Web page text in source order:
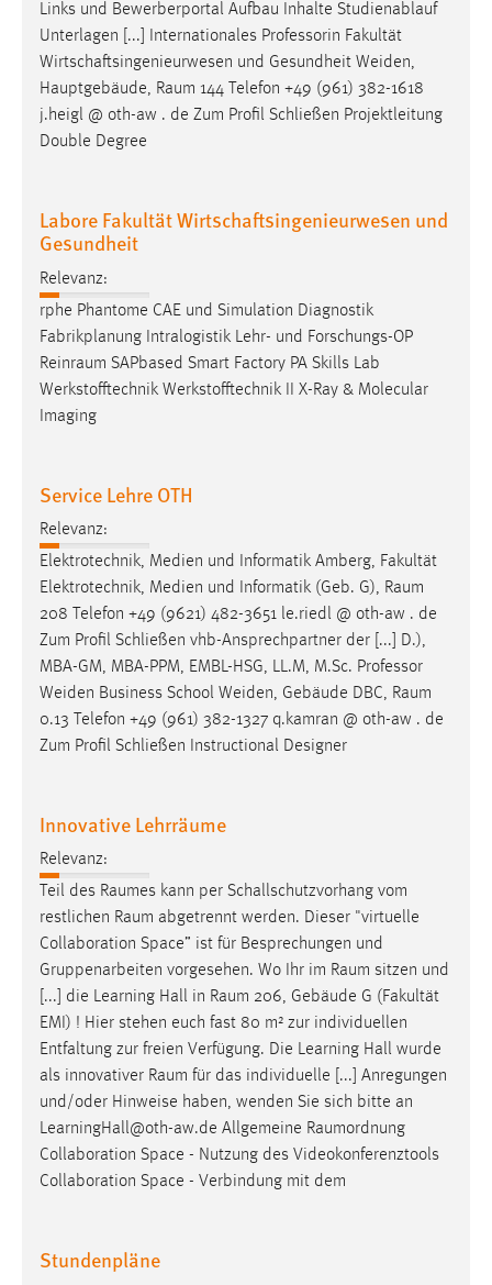
Links und Bewerberportal Aufbau Inhalte Studienablauf
Unterlagen [...] Internationales Professorin Fakultät
Wirtschaftsingenieurwesen und Gesundheit Weiden,
Hauptgebäude, Raum 144 Telefon +49 (961) 382-1618
j.heigl @ oth-aw . de Zum Profil Schließen Projektleitung
Double Degree
Labore Fakultät Wirtschaftsingenieurwesen und
Gesundheit
Relevanz:
rphe Phantome CAE und Simulation Diagnostik
Fabrikplanung Intralogistik Lehr- und Forschungs-OP
Reinraum SAPbased Smart Factory PA Skills Lab
Werkstofftechnik Werkstofftechnik II X-Ray & Molecular
Imaging
Service Lehre OTH
Relevanz:
Elektrotechnik, Medien und Informatik Amberg, Fakultät
Elektrotechnik, Medien und Informatik (Geb. G), Raum
208 Telefon +49 (9621) 482-3651 le.riedl @ oth-aw . de
Zum Profil Schließen vhb-Ansprechpartner der [...] D.),
MBA-GM, MBA-PPM, EMBL-HSG, LL.M, M.Sc. Professor
Weiden Business School Weiden, Gebäude DBC, Raum
0.13 Telefon +49 (961) 382-1327 q.kamran @ oth-aw . de
Zum Profil Schließen Instructional Designer
Innovative Lehrräume
Relevanz:
Teil des Raumes kann per Schallschutzvorhang vom
restlichen Raum abgetrennt werden. Dieser "virtuelle
Collaboration Space” ist für Besprechungen und
Gruppenarbeiten vorgesehen. Wo Ihr im Raum sitzen und
[...] die Learning Hall in Raum 206, Gebäude G (Fakultät
EMI) ! Hier stehen euch fast 80 m² zur individuellen
Entfaltung zur freien Verfügung. Die Learning Hall wurde
als innovativer Raum für das individuelle [...] Anregungen
und/oder Hinweise haben, wenden Sie sich bitte an
LearningHall@oth-aw.de Allgemeine Raumordnung
Collaboration Space - Nutzung des Videokonferenztools
Collaboration Space - Verbindung mit dem
Stundenpläne